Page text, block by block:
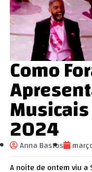
Como
2024
Anna Bastos
A noite de ontem viu a